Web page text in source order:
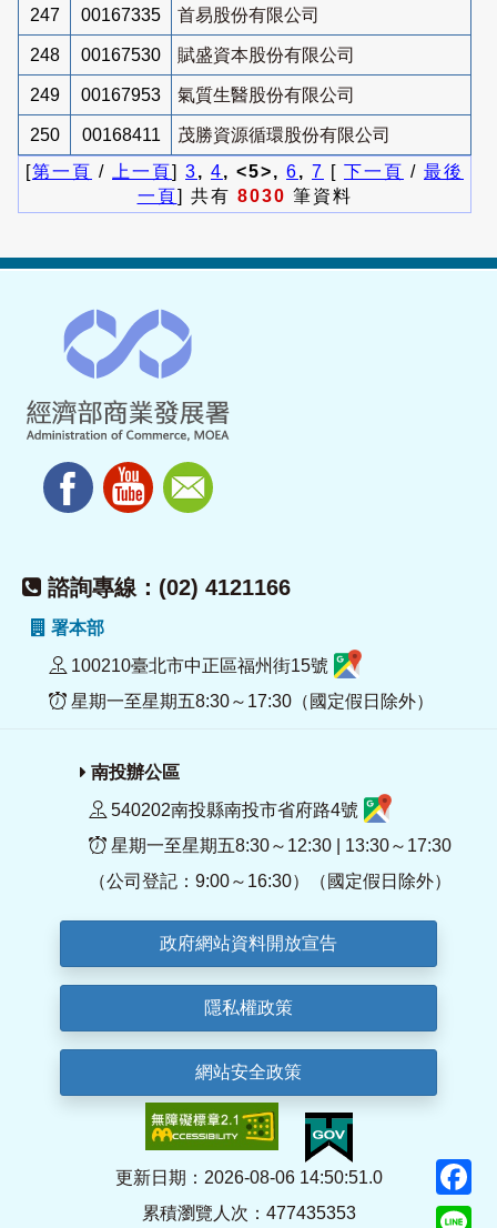
247 00167335 首易股份有限公司
248 00167530 賦盛資本股份有限公司
249 00167953 氣質生醫股份有限公司
250 00168411
茂勝資源循環股份有限公司
[第一頁 / 上一頁] 3, 4, <5>, 6, 7 [ 下一頁 / 最後
一頁] 共有 8030 筆資料
諮詢專線：(02) 4121166
署本部
100210臺北市中正區福州街15號
星期一至星期五8:30～17:30（國定假日除外）
南投辦公區
540202南投縣南投市省府路4號
星期一至星期五8:30～12:30 | 13:30～17:30
（公司登記：9:00～16:30）（國定假日除外）
政府網站資料開放宣告
隱私權政策
網站安全政策
更新日期：2026-08-06 14:50:51.0
累積瀏覽人次：477435353